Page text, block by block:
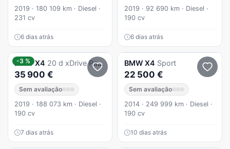
2019 · 180 109 km · Diesel ·
231 cv
6 dias atrás
2019 · 92 690 km · Diesel ·
190 cv
6 dias atrás
-3 %
BMW X4 20 d xDrive Pack M Auto
35 900 €
Sem avaliação
2019 · 188 073 km · Diesel ·
190 cv
7 dias atrás
BMW X4 Sport
22 500 €
Sem avaliação
2014 · 249 999 km · Diesel ·
190 cv
10 dias atrás